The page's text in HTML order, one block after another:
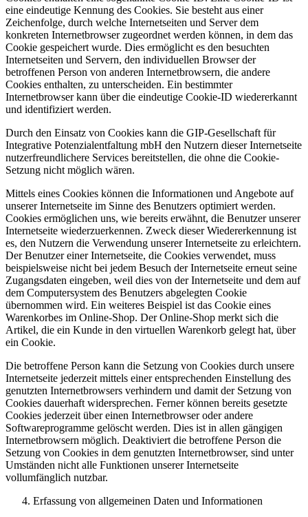
eine eindeutige Kennung des Cookies. Sie besteht aus einer
Zeichenfolge, durch welche Internetseiten und Server dem
konkreten Internetbrowser zugeordnet werden können, in dem das
Cookie gespeichert wurde. Dies ermöglicht es den besuchten
Internetseiten und Servern, den individuellen Browser der
betroffenen Person von anderen Internetbrowsern, die andere
Cookies enthalten, zu unterscheiden. Ein bestimmter
Internetbrowser kann über die eindeutige Cookie-ID wiedererkannt
und identifiziert werden.
Durch den Einsatz von Cookies kann die GIP-Gesellschaft für
Integrative Potenzialentfaltung mbH den Nutzern dieser Internetseite
nutzerfreundlichere Services bereitstellen, die ohne die Cookie-
Setzung nicht möglich wären.
Mittels eines Cookies können die Informationen und Angebote auf
unserer Internetseite im Sinne des Benutzers optimiert werden.
Cookies ermöglichen uns, wie bereits erwähnt, die Benutzer unserer
Internetseite wiederzuerkennen. Zweck dieser Wiedererkennung ist
es, den Nutzern die Verwendung unserer Internetseite zu erleichtern.
Der Benutzer einer Internetseite, die Cookies verwendet, muss
beispielsweise nicht bei jedem Besuch der Internetseite erneut seine
Zugangsdaten eingeben, weil dies von der Internetseite und dem auf
dem Computersystem des Benutzers abgelegten Cookie
übernommen wird. Ein weiteres Beispiel ist das Cookie eines
Warenkorbes im Online-Shop. Der Online-Shop merkt sich die
Artikel, die ein Kunde in den virtuellen Warenkorb gelegt hat, über
ein Cookie.
Die betroffene Person kann die Setzung von Cookies durch unsere
Internetseite jederzeit mittels einer entsprechenden Einstellung des
genutzten Internetbrowsers verhindern und damit der Setzung von
Cookies dauerhaft widersprechen. Ferner können bereits gesetzte
Cookies jederzeit über einen Internetbrowser oder andere
Softwareprogramme gelöscht werden. Dies ist in allen gängigen
Internetbrowsern möglich. Deaktiviert die betroffene Person die
Setzung von Cookies in dem genutzten Internetbrowser, sind unter
Umständen nicht alle Funktionen unserer Internetseite
vollumfänglich nutzbar.
Erfassung von allgemeinen Daten und Informationen